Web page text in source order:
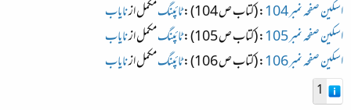
اسکین صفحہ نمبر 104
: (کتاب ص 104) : ٹائپنگ مکمل ازنایاب
اسکین صفحہ نمبر 105
: (کتاب ص 105) : ٹائپنگ مکمل ازنایاب
اسکین صفحہ نمبر 106
: (کتاب ص 106) : ٹائپنگ مکمل ازنایاب
1